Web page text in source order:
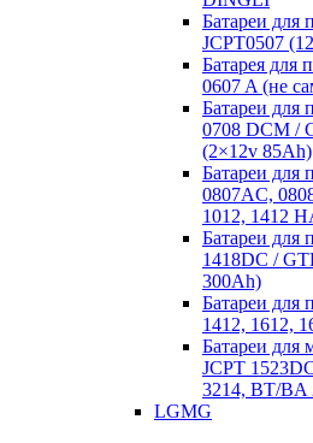
Батареи для
JCPT0507
Батарея для
0607 A (не
Батареи для
0708 DCM /
(2×12v 85Ah)
Батареи для
0807AC,
1012, 1412
Батареи для
1418DC /
300Ah)
Батареи для
1412, 1612,
Батареи для
JCPT
3214, BT/BA
LGMG